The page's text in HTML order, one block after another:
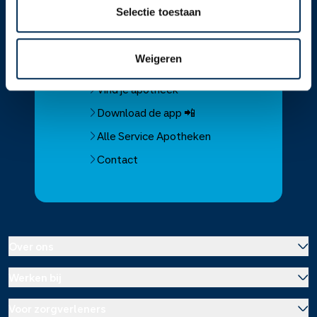
Selectie toestaan
Weigeren
ServiceApotheek
Service Apotheek home
Vind je apotheek
Download de app 📲
Alle Service Apotheken
Contact